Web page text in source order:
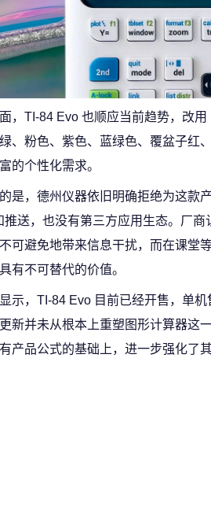
，TI‑84 Evo 也顺应当前趋势，改
、粉色、紫色、蓝绿色、覆盆子红
的个性化需求。
是，德州仪器依旧明确拒绝为这款
推送，也没有第三方应用生态。厂
可避免地带来信息干扰，而在课堂
有不可替代的价值。
示，TI‑84 Evo 目前已经开售，单
新并未从根本上重塑图形计算器这
产品公式的基础上，进一步强化了